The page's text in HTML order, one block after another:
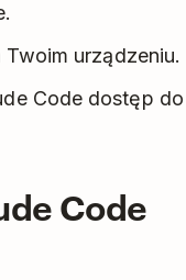
urządzeniu.
Code dostęp do
Code